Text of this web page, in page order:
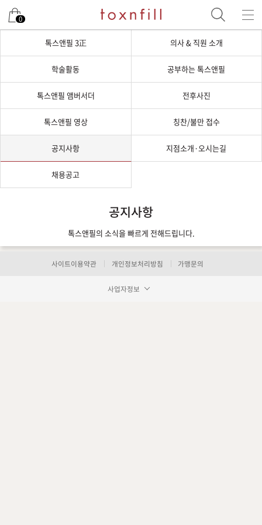
0
톡스앤필 3正 의사 & 직원 소개
학술활동 공부하는 톡스앤필
톡스앤필 앰버서더 전후사진
톡스앤필 영상 칭찬/불만 접수
공지사항 지점소개·오시는길
채용공고
공지사항
톡스앤필의 소식을 빠르게 전해드립니다.
사이트이용약관 개인정보처리방침 가맹문의
사업자정보